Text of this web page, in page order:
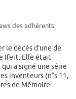
des adhérents
le décès d’une de
Ifert. Elle était
a signé une série
inventeurs (n°s 11,
de Mémoire